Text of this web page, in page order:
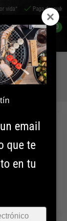
Envío a todo el mundo
0
Redondo MEDIUM
email
que te
en tu